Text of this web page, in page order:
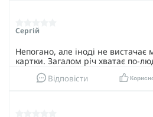
Сергій
Непогано, але іноді не вистачає
картки. Загалом річ хватає по-
Відповісти